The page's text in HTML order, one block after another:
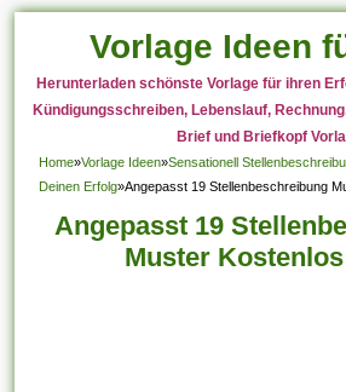
Vorlage Ideen
Herunterladen schönste Vorlage für ihren
Kündigungsschreiben, Lebenslauf,
Brief und Briefkopf
Home»Vorlage Ideen»Sensationell
Deinen Erfolg»Angepasst 19 Stellenbeschreibung
Angepasst 19
Muster